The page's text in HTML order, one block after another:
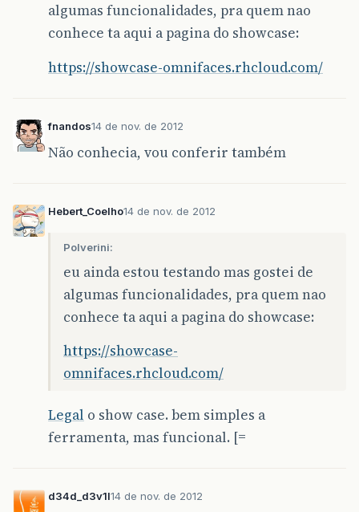
algumas funcionalidades, pra quem nao
conhece ta aqui a pagina do showcase:
https://showcase-omnifaces.rhcloud.com/
fnandos14 de nov. de 2012
Não conhecia, vou conferir também
Hebert_Coelho14 de nov. de 2012
Polverini:
eu ainda estou testando mas gostei de
algumas funcionalidades, pra quem nao
conhece ta aqui a pagina do showcase:
https://showcase-
omnifaces.rhcloud.com/
Legal o show case. bem simples a
ferramenta, mas funcional. [=
d34d_d3v1l14 de nov. de 2012